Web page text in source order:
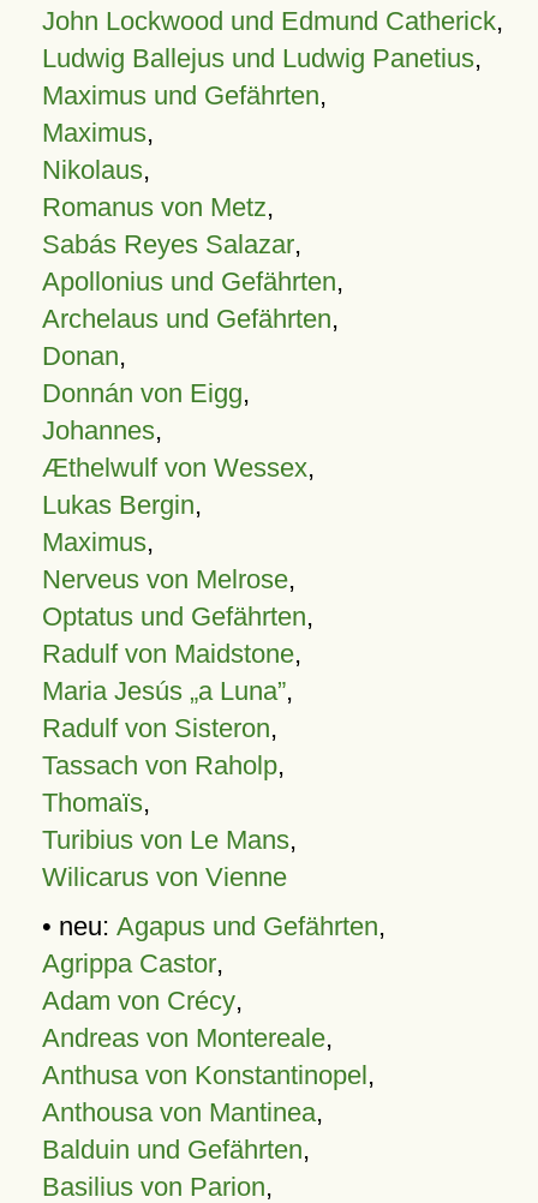
John Lockwood und Edmund Catherick,
Ludwig Ballejus und Ludwig Panetius,
Maximus und Gefährten,
Maximus,
Nikolaus,
Romanus von Metz,
Sabás Reyes Salazar,
Apollonius und Gefährten,
Archelaus und Gefährten,
Donan,
Donnán von Eigg,
Johannes,
Æthelwulf von Wessex,
Lukas Bergin,
Maximus,
Nerveus von Melrose,
Optatus und Gefährten,
Radulf von Maidstone,
Maria Jesús „a Luna”,
Radulf von Sisteron,
Tassach von Raholp,
Thomaïs,
Turibius von Le Mans,
Wilicarus von Vienne
• neu: Agapus und Gefährten,
Agrippa Castor,
Adam von Crécy,
Andreas von Montereale,
Anthusa von Konstantinopel,
Anthousa von Mantinea,
Balduin und Gefährten,
Basilius von Parion,